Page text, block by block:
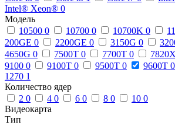
Intel® Xeon® 0
Модель
10500 0 10700 0 10700K 0
200GE 0 2200GE 0 3150G 0
4650G 0 7500T 0 7700T 0 7820X
9100 0 9100T 0 9500T 0 9600T 0
1270 1
Количество ядер
2 0 4 0 6 0 8 0 10 0
Видеокарта
Тип